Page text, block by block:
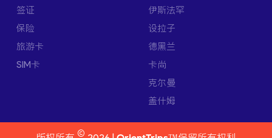
签证
保险
旅游卡
SIM卡
伊斯法罕
设拉子
德黑兰
卡尚
克尔曼
盖什姆